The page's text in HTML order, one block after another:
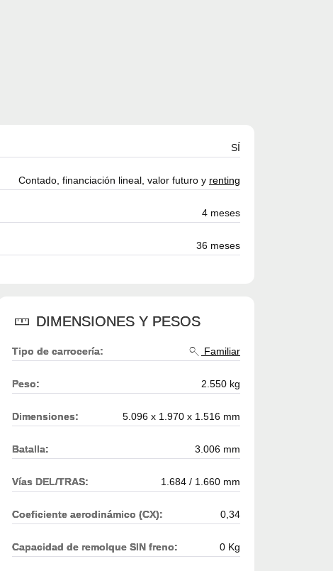
SÍ
Contado, financiación lineal, valor futuro y renting
4 meses
36 meses
DIMENSIONES Y PESOS
Tipo de carrocería: Familiar
Peso: 2.550 kg
Dimensiones: 5.096 x 1.970 x 1.516 mm
Batalla: 3.006 mm
Vías DEL/TRAS: 1.684 / 1.660 mm
Coeficiente aerodinámico (CX): 0,34
Capacidad de remolque SIN freno: 0 Kg